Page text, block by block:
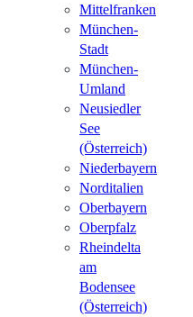
Mittelfranken
München-
Stadt
München-
Umland
Neusiedler
See
(Österreich)
Niederbayern
Norditalien
Oberbayern
Oberpfalz
Rheindelta
am
Bodensee
(Österreich)